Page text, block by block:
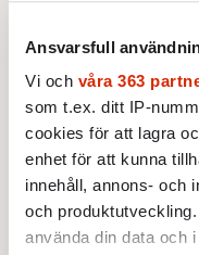
Ansvarsfull
Vi och våra 363
som t.ex. ditt IP-
cookies för att lagra
enhet för att kunna
innehåll, annons- och
och
använda din data och
Stockholm.
baracker som
Marantasekten
i 60-talet för
Lindbergoch
trans under
Pilgrimhotell i